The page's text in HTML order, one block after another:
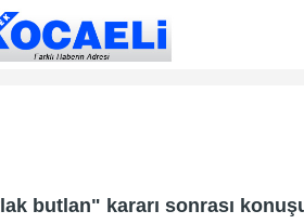
butlan" kararı sonrası